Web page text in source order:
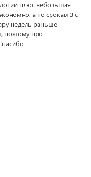
плюс небольшая
а по срокам 3 с
недель раньше
поэтому про